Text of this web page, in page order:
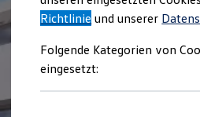
E-Auto-Förderung
Volkswagen Marktplatz
Junge Gebrauchtwagen
Volkswagen
Zubehör- und
Richtlinie und unserer
Folgende Kategorien von
eingesetzt: